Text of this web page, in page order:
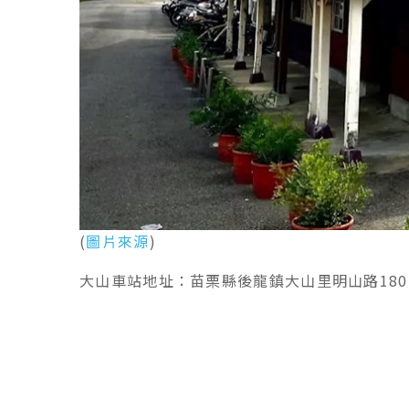
(圖片來源)
大山車站地址：苗栗縣後龍鎮大山里明山路